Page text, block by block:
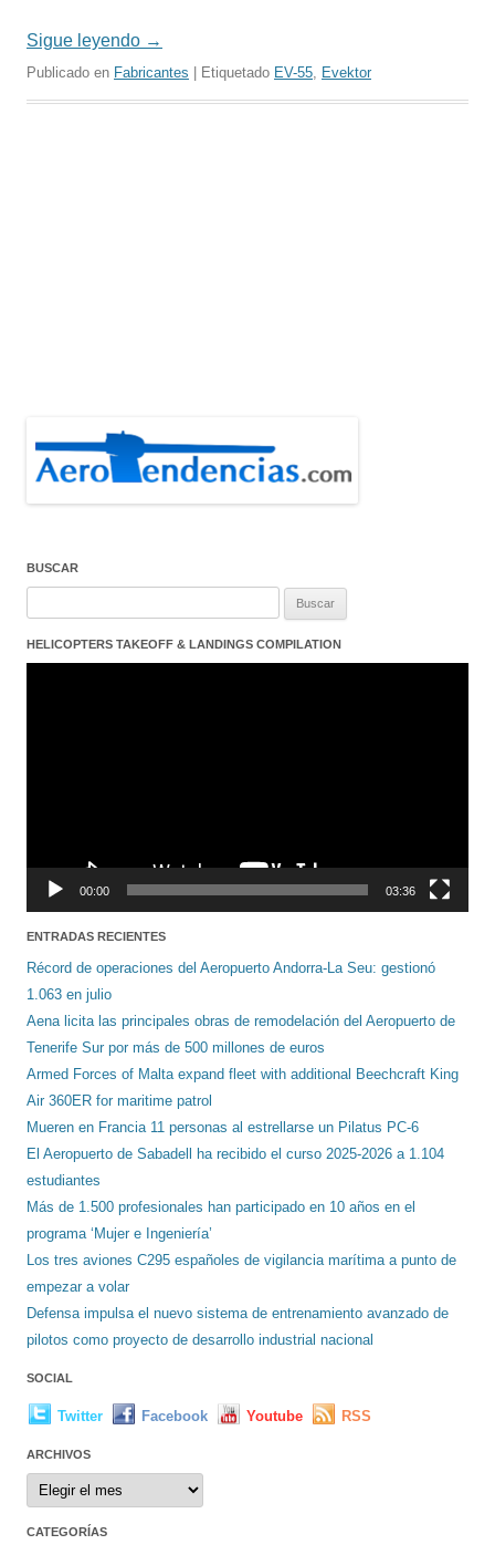
Sigue leyendo →
Publicado en Fabricantes | Etiquetado EV-55, Evektor
BUSCAR
HELICOPTERS TAKEOFF & LANDINGS COMPILATION
00:00 03:36
ENTRADAS RECIENTES
Récord de operaciones del Aeropuerto Andorra-La Seu: gestionó
1.063 en julio
Aena licita las principales obras de remodelación del Aeropuerto de
Tenerife Sur por más de 500 millones de euros
Armed Forces of Malta expand fleet with additional Beechcraft King
Air 360ER for maritime patrol
Mueren en Francia 11 personas al estrellarse un Pilatus PC-6
El Aeropuerto de Sabadell ha recibido el curso 2025-2026 a 1.104
estudiantes
Más de 1.500 profesionales han participado en 10 años en el
programa ‘Mujer e Ingeniería’
Los tres aviones C295 españoles de vigilancia marítima a punto de
empezar a volar
Defensa impulsa el nuevo sistema de entrenamiento avanzado de
pilotos como proyecto de desarrollo industrial nacional
SOCIAL
Twitter Facebook Youtube RSS
ARCHIVOS
Archivos
CATEGORÍAS